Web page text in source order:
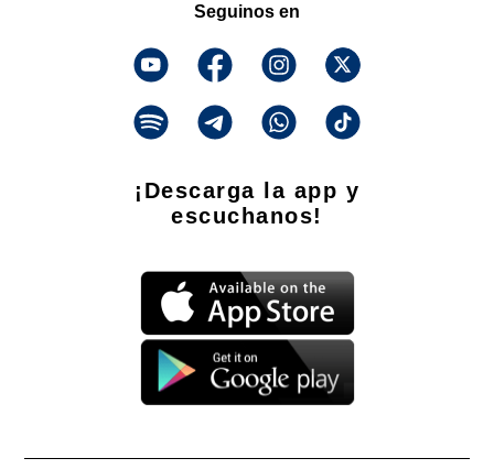
Seguinos en
¡Descarga la app y
escuchanos!